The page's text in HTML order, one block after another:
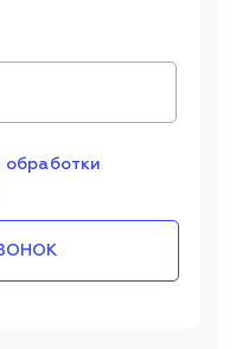
обработки